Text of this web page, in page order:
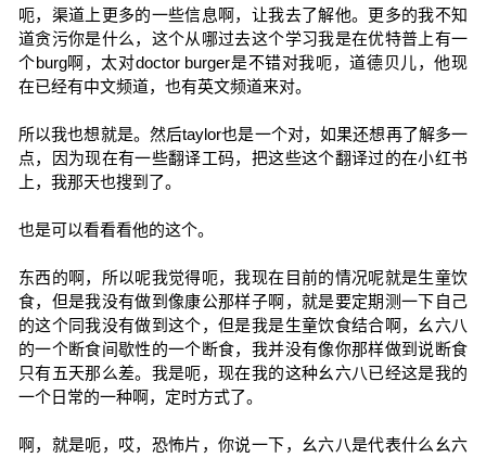
呃，渠道上更多的一些信息啊，让我去了解他。更多的我不知
道贪污你是什么，这个从哪过去这个学习我是在优特普上有一
个burg啊，太对doctor burger是不错对我呃，道德贝儿，他现
在已经有中文频道，也有英文频道来对。
所以我也想就是。然后taylor也是一个对，如果还想再了解多一
点，因为现在有一些翻译工码，把这些这个翻译过的在小红书
上，我那天也搜到了。
也是可以看看看他的这个。
东西的啊，所以呢我觉得呃，我现在目前的情况呢就是生童饮
食，但是我没有做到像康公那样子啊，就是要定期测一下自己
的这个同我没有做到这个，但是我是生童饮食结合啊，幺六八
的一个断食间歇性的一个断食，我并没有像你那样做到说断食
只有五天那么差。我是呃，现在我的这种幺六八已经这是我的
一个日常的一种啊，定时方式了。
啊，就是呃，哎，恐怖片，你说一下，幺六八是代表什么幺六